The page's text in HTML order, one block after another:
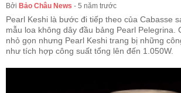
Bởi Bảo Châu News - 5 năm trước
Pearl Keshi là bước đi tiếp theo của Cabasse
mẫu loa không dây đầu bảng Pearl Pelegrina.
nhỏ gọn nhưng Pearl Keshi trang bị những
như tích hợp công suất tổng lên đến 1.050W.